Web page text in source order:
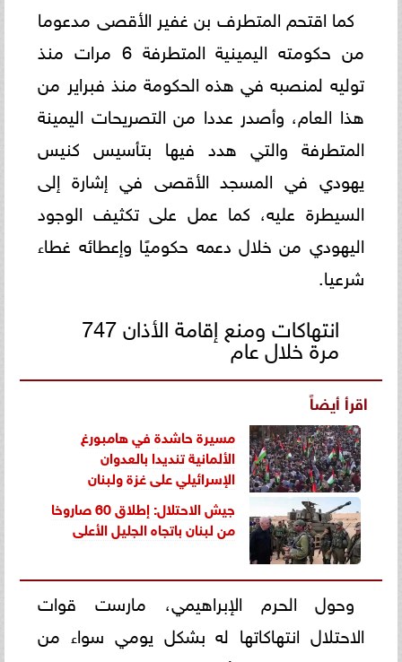
كما اقتحم المتطرف بن غفير الأقصى مدعوما
من حكومته اليمينية المتطرفة 6 مرات منذ
توليه لمنصبه في هذه الحكومة منذ فبراير من
هذا العام، وأصدر عددا من التصريحات اليمينة
المتطرفة والتي هدد فيها بتأسيس كنيس
يهودي في المسجد الأقصى في إشارة إلى
السيطرة عليه، كما عمل على تكثيف الوجود
اليهودي من خلال دعمه حكوميًا وإعطائه غطاء
شرعيا.
انتهاكات ومنع إقامة الأذان 747
مرة خلال عام
اقرأ أيضاً
مسيرة حاشدة في هامبورغ
الألمانية تنديدا بالعدوان
الإسرائيلي على غزة ولبنان
جيش الاحتلال: إطلاق 60 صاروخا
من لبنان باتجاه الجليل الأعلى
وحول الحرم الإبراهيمي، مارست قوات
الاحتلال انتهاكاتها له بشكل يومي سواء من